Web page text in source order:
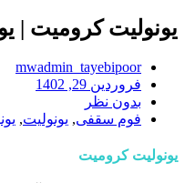
یونولیت کرومیت |
mwadmin_tayebipoor
فروردین 29, 1402
بدون نظر
فوم سقفی, یونولیت,
یونولیت کرومیت